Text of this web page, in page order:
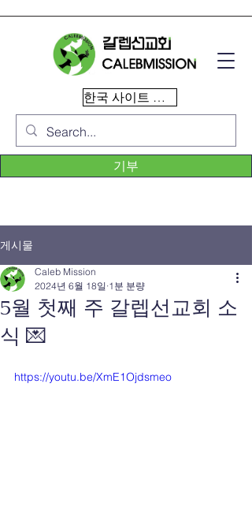
한국 사이트 이동
기부
게시물
5월 첫째 주 갈렙선교회 소
식 💌
Caleb Mission
2024년 6월 18일 1분 분량
https://youtu.be/XmE1Ojdsmeo